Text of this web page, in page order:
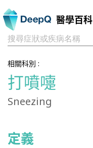
醫學百科
搜尋症狀或疾病名稱
相關科別 :
打噴嚏
Sneezing
定義